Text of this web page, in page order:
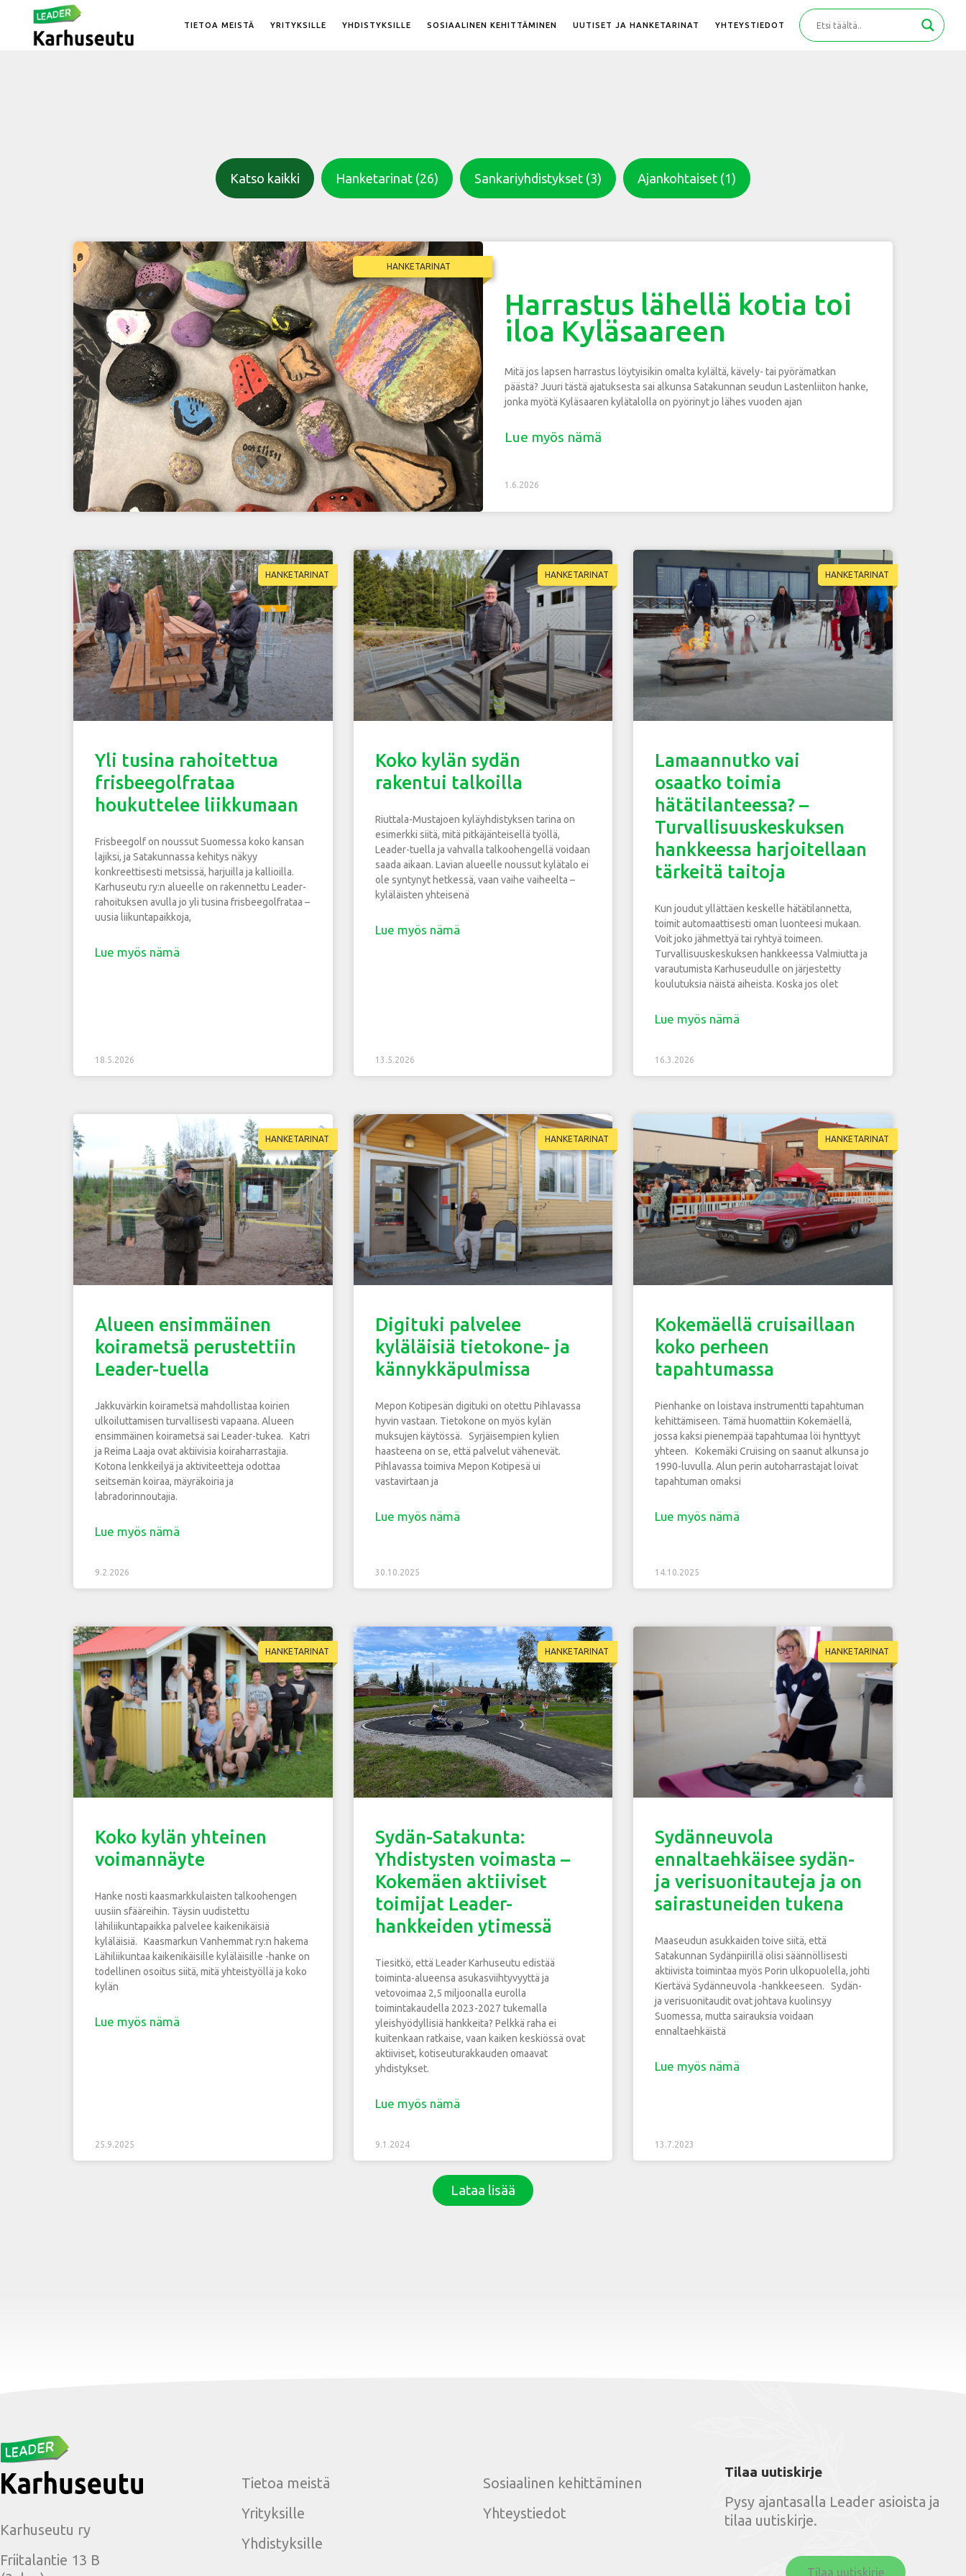
TIETOA MEISTÄ YRITYKSILLE YHDISTYKSILLE SOSIAALINEN KEHITTÄMINEN UUTISET JA HANKETARINAT YHTEYSTIEDOT
Katso kaikki Hanketarinat (26) Sankariyhdistykset (3) Ajankohtaiset (1)
HANKETARINAT
Harrastus lähellä kotia toi
iloa Kyläsaareen
Mitä jos lapsen harrastus löytyisikin omalta kylältä, kävely- tai pyörämatkan
päästä? Juuri tästä ajatuksesta sai alkunsa Satakunnan seudun Lastenliiton hanke,
jonka myötä Kyläsaaren kylätalolla on pyörinyt jo lähes vuoden ajan
Lue myös nämä
1.6.2026
HANKETARINAT
Yli tusina rahoitettua
frisbeegolfrataa
houkuttelee liikkumaan
Frisbeegolf on noussut Suomessa koko kansan
lajiksi, ja Satakunnassa kehitys näkyy
konkreettisesti metsissä, harjuilla ja kallioilla.
Karhuseutu ry:n alueelle on rakennettu Leader-
rahoituksen avulla jo yli tusina frisbeegolfrataa –
uusia liikuntapaikkoja,
Lue myös nämä
18.5.2026
HANKETARINAT
Koko kylän sydän
rakentui talkoilla
Riuttala-Mustajoen kyläyhdistyksen tarina on
esimerkki siitä, mitä pitkäjänteisellä työllä,
Leader-tuella ja vahvalla talkoohengellä voidaan
saada aikaan. Lavian alueelle noussut kylätalo ei
ole syntynyt hetkessä, vaan vaihe vaiheelta –
kyläläisten yhteisenä
Lue myös nämä
13.5.2026
HANKETARINAT
Lamaannutko vai
osaatko toimia
hätätilanteessa? –
Turvallisuuskeskuksen
hankkeessa harjoitellaan
tärkeitä taitoja
Kun joudut yllättäen keskelle hätätilannetta,
toimit automaattisesti oman luonteesi mukaan.
Voit joko jähmettyä tai ryhtyä toimeen.
Turvallisuuskeskuksen hankkeessa Valmiutta ja
varautumista Karhuseudulle on järjestetty
koulutuksia näistä aiheista. Koska jos olet
Lue myös nämä
16.3.2026
HANKETARINAT
Alueen ensimmäinen
koirametsä perustettiin
Leader-tuella
Jakkuvärkin koirametsä mahdollistaa koirien
ulkoiluttamisen turvallisesti vapaana. Alueen
ensimmäinen koirametsä sai Leader-tukea. Katri
ja Reima Laaja ovat aktiivisia koiraharrastajia.
Kotona lenkkeilyä ja aktiviteetteja odottaa
seitsemän koiraa, mäyräkoiria ja
labradorinnoutajia.
Lue myös nämä
9.2.2026
HANKETARINAT
Digituki palvelee
kyläläisiä tietokone- ja
kännykkäpulmissa
Mepon Kotipesän digituki on otettu Pihlavassa
hyvin vastaan. Tietokone on myös kylän
muksujen käytössä. Syrjäisempien kylien
haasteena on se, että palvelut vähenevät.
Pihlavassa toimiva Mepon Kotipesä ui
vastavirtaan ja
Lue myös nämä
30.10.2025
HANKETARINAT
Kokemäellä cruisaillaan
koko perheen
tapahtumassa
Pienhanke on loistava instrumentti tapahtuman
kehittämiseen. Tämä huomattiin Kokemäellä,
jossa kaksi pienempää tapahtumaa löi hynttyyt
yhteen. Kokemäki Cruising on saanut alkunsa jo
1990-luvulla. Alun perin autoharrastajat loivat
tapahtuman omaksi
Lue myös nämä
14.10.2025
HANKETARINAT
Koko kylän yhteinen
voimannäyte
Hanke nosti kaasmarkkulaisten talkoohengen
uusiin sfääreihin. Täysin uudistettu
lähiliikuntapaikka palvelee kaikenikäisiä
kyläläisiä. Kaasmarkun Vanhemmat ry:n hakema
Lähiliikuntaa kaikenikäisille kyläläisille -hanke on
todellinen osoitus siitä, mitä yhteistyöllä ja koko
kylän
Lue myös nämä
25.9.2025
HANKETARINAT
Sydän-Satakunta:
Yhdistysten voimasta –
Kokemäen aktiiviset
toimijat Leader-
hankkeiden ytimessä
Tiesitkö, että Leader Karhuseutu edistää
toiminta-alueensa asukasviihtyvyyttä ja
vetovoimaa 2,5 miljoonalla eurolla
toimintakaudella 2023-2027 tukemalla
yleishyödyllisiä hankkeita? Pelkkä raha ei
kuitenkaan ratkaise, vaan kaiken keskiössä ovat
aktiiviset, kotiseuturakkauden omaavat
yhdistykset.
Lue myös nämä
9.1.2024
HANKETARINAT
Sydänneuvola
ennaltaehkäisee sydän-
ja verisuonitauteja ja on
sairastuneiden tukena
Maaseudun asukkaiden toive siitä, että
Satakunnan Sydänpiirillä olisi säännöllisesti
aktiivista toimintaa myös Porin ulkopuolella, johti
Kiertävä Sydänneuvola -hankkeeseen. Sydän-
ja verisuonitaudit ovat johtava kuolinsyy
Suomessa, mutta sairauksia voidaan
ennaltaehkäistä
Lue myös nämä
13.7.2023
Lataa lisää
Karhuseutu ry
Friitalantie 13 B
Tietoa meistä
Yrityksille
Yhdistyksille
Sosiaalinen kehittäminen
Yhteystiedot
Tilaa uutiskirje
Pysy ajantasalla Leader asioista ja
tilaa uutiskirje.
Tilaa uutiskirje